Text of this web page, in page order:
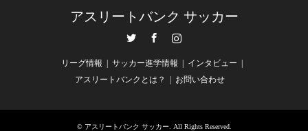
アスリートバンク サッカー
リーグ情報 サッカー進学情報
インタビュー
アスリートバンクとは？
お問い合わせ
© アスリートバンク サッカー . All Rights Reserved.